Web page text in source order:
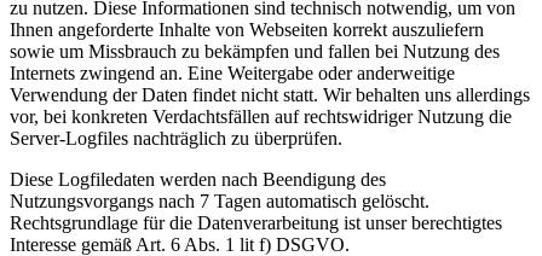
zu nutzen. Diese Informationen sind technisch notwendig, um von
Ihnen angeforderte Inhalte von Webseiten korrekt auszuliefern
sowie um Missbrauch zu bekämpfen und fallen bei Nutzung des
Internets zwingend an. Eine Weitergabe oder anderweitige
Verwendung der Daten findet nicht statt. Wir behalten uns allerdings
vor, bei konkreten Verdachtsfällen auf rechtswidriger Nutzung die
Server-Logfiles nachträglich zu überprüfen.
Diese Logfiledaten werden nach Beendigung des
Nutzungsvorgangs nach 7 Tagen automatisch gelöscht.
Rechtsgrundlage für die Datenverarbeitung ist unser berechtigtes
Interesse gemäß Art. 6 Abs. 1 lit f) DSGVO.